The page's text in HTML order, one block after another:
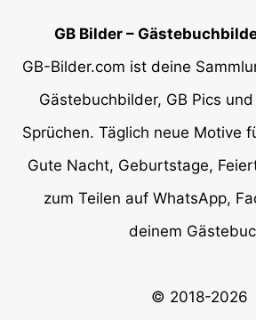
GB Bilder –
GB-Bilder.com ist deine
Gästebuchbilder, GB Pics
Sprüchen. Täglich neue Motive
Gute Nacht, Geburtstage,
zum Teilen auf WhatsApp,
deinem
© 2018-2026